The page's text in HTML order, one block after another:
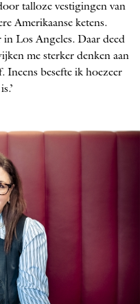
talloze vestigingen van
Amerikaanse ketens.
Los Angeles. Daar deed
me sterker denken aan
Ineens besefte ik hoezeer